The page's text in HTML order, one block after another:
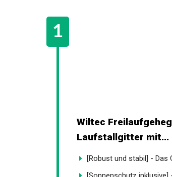
Wiltec
Laufstallgitter mit...
[Robust und stabil] - Das